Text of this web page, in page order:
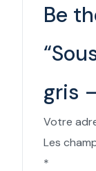
Be
gris
Votre
Les
*